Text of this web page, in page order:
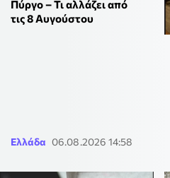
Πύργο – Τι αλλάζει από
τις 8 Αυγούστου
Ελλάδα 06.08.2026 14:58